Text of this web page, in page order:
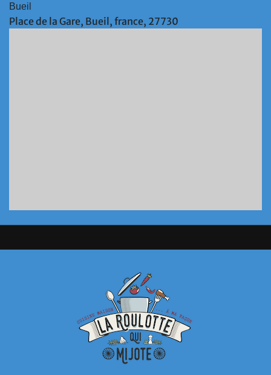
Bueil
Place de la Gare, Bueil, france, 27730